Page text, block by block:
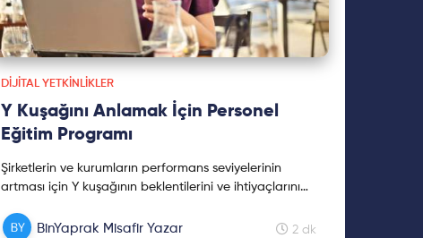
DIJITAL YETKINLIKLER
Y Kuşağını Anlamak İçin Personel
Eğitim Programı
Şirketlerin ve kurumların performans seviyelerinin
artması için Y kuşağının beklentilerini ve ihtiyaçlarını
Eğitim Programı hakkında ayrıntılar yazıda.
BinYaprak Misafir Yazar 2 dk